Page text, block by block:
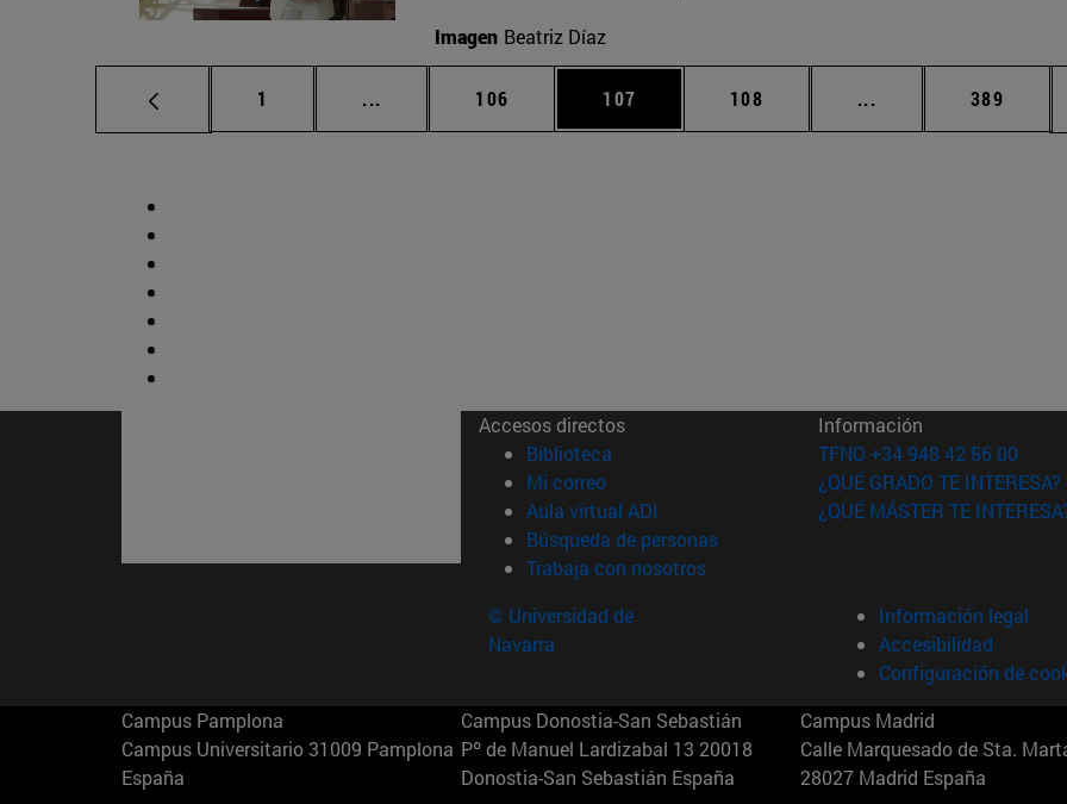
Imagen Beatriz Díaz
Página
1 ... Páginas intermedias Use TAB para desplazarse.
Página
106 Página
107 Página
108 ... Páginas Página
389
Accesos directos
Biblioteca (abre en nueva ventana)
Mi correo(abre en nueva ventana)
Aula virtual ADI (abre en nueva ventana)
Búsqueda de personas(abre en nueva ventana)
Trabaja con nosotros(abre en nueva ventana)
Información
TFNO +34 948 42 56 00
¿QUÉ GRADO TE INTERESA?
¿QUÉ MÁSTER TE
© Universidad de
Navarra
Información legal
Accesibilidad
Configuración de
Campus Pamplona
Campus Universitario 31009 Pamplona
España
Campus Donostia-San Sebastián
Pº de Manuel Lardizabal 13 20018
Donostia-San Sebastián España
Campus Madrid
Calle Marquesado de Sta.
28027 Madrid España